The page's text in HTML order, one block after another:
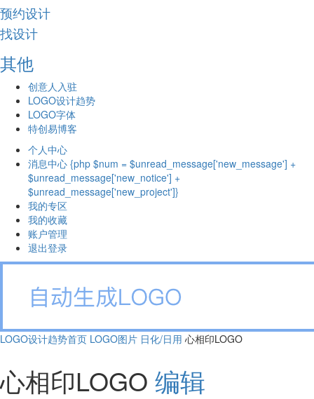
预约设计
找设计
其他
创意人入驻
LOGO设计趋势
LOGO字体
特创易博客
个人中心
消息中心 {php $num = $unread_message['new_message'] +
$unread_message['new_notice'] +
$unread_message['new_project']}
我的专区
我的收藏
账户管理
退出登录
LOGO设计趋势首页 LOGO图片 日化/日用 心相印LOGO
心相印LOGO 编辑